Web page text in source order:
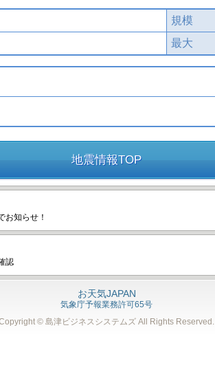
規模
最大
地震情報TOP
お知らせ！
認
お天気JAPAN
気象庁予報業務許可65号
© 島津ビジネスシステムズ All Rights Reserved.